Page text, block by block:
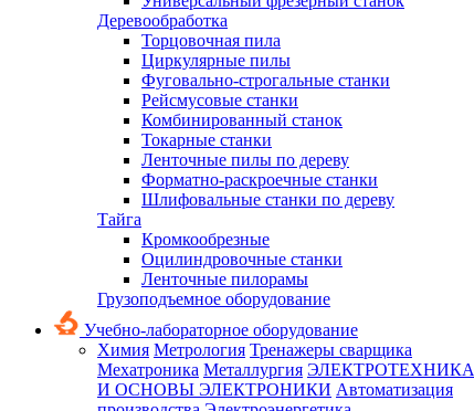
Деревообработка
Торцовочная пила
Циркулярные пилы
Фуговально-строгальные станки
Рейсмусовые станки
Комбинированный станок
Токарные станки
Ленточные пилы по дереву
Форматно-раскроечные станки
Шлифовальные станки по дереву
Тайга
Кромкообрезные
Оцилиндровочные станки
Ленточные пилорамы
Грузоподъемное оборудование
Учебно-лабораторное оборудование
Химия Метрология Тренажеры сварщика
Мехатроника Металлургия ЭЛЕКТРОТЕХНИКА
И ОСНОВЫ ЭЛЕКТРОНИКИ Автоматизация